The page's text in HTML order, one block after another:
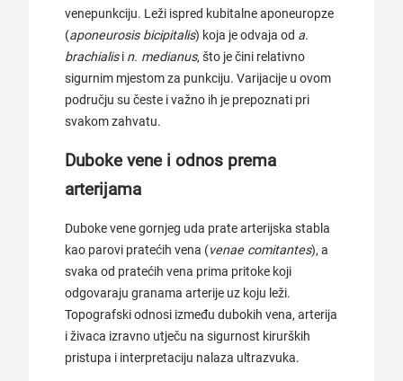
venepunkciju. Leži ispred kubitalne aponeuropze
(aponeurosis bicipitalis) koja je odvaja od a.
brachialisi n. medianus, što je čini relativno
sigurnim mjestom za punkciju. Varijacije u ovom
području su česte i važno ih je prepoznati pri
svakom zahvatu.
Duboke vene i odnos prema
arterijama
Duboke vene gornjeg uda prate arterijska stabla
kao parovi pratećih vena (venae comitantes), a
svaka od pratećih vena prima pritoke koji
odgovaraju granama arterije uz koju leži.
Topografski odnosi između dubokih vena, arterija
i živaca izravno utječu na sigurnost kirurških
pristupa i interpretaciju nalaza ultrazvuka.